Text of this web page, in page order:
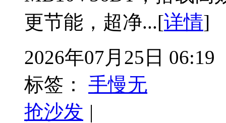
更节能，超净...[详情]
2026年07月25日 06:19
标签：
手慢无
抢沙发 |